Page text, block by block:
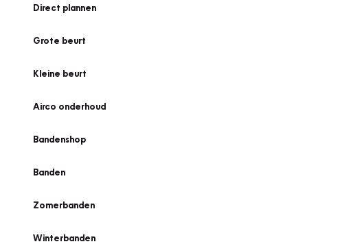
Direct plannen
Grote beurt
Kleine beurt
Airco onderhoud
Bandenshop
Banden
Zomerbanden
Winterbanden